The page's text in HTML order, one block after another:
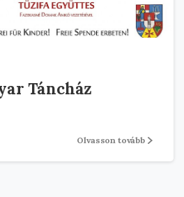
Táncház
Olvasson tovább